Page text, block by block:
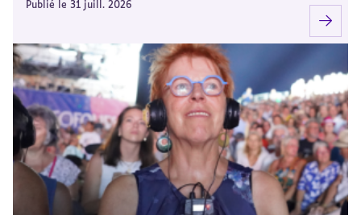
Publié le 31 juill. 2026